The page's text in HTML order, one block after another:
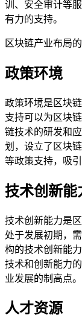
训、安全审计等
有力的支持。
区块链产业布局
政策环境
政策环境是区块
支持可以为区块
链技术的研发和
划，设立了区块
等政策支持，吸
技术创新能
技术创新能力是
处于发展初期，
构的技术创新能
技术和创新能力
业发展的制高点。
人才资源